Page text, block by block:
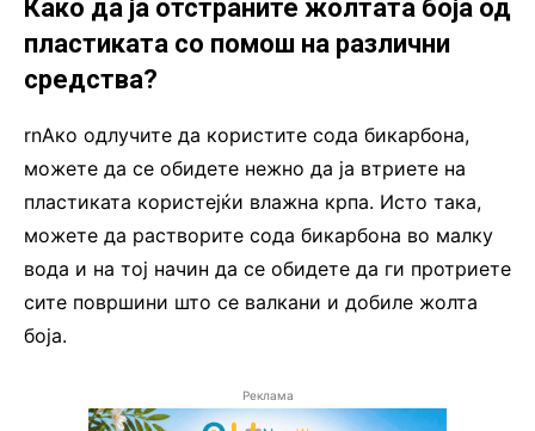
Како да ја отстраните жолтата боја од
пластиката со помош на различни
средства?
rnАко одлучите да користите сода бикарбона,
можете да се обидете нежно да ја втриете на
пластиката користејќи влажна крпа. Исто така,
можете да растворите сода бикарбона во малку
вода и на тој начин да се обидете да ги протриете
сите површини што се валкани и добиле жолта
боја.
Реклама